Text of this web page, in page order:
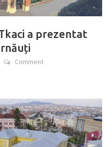
a prezentat
Comment